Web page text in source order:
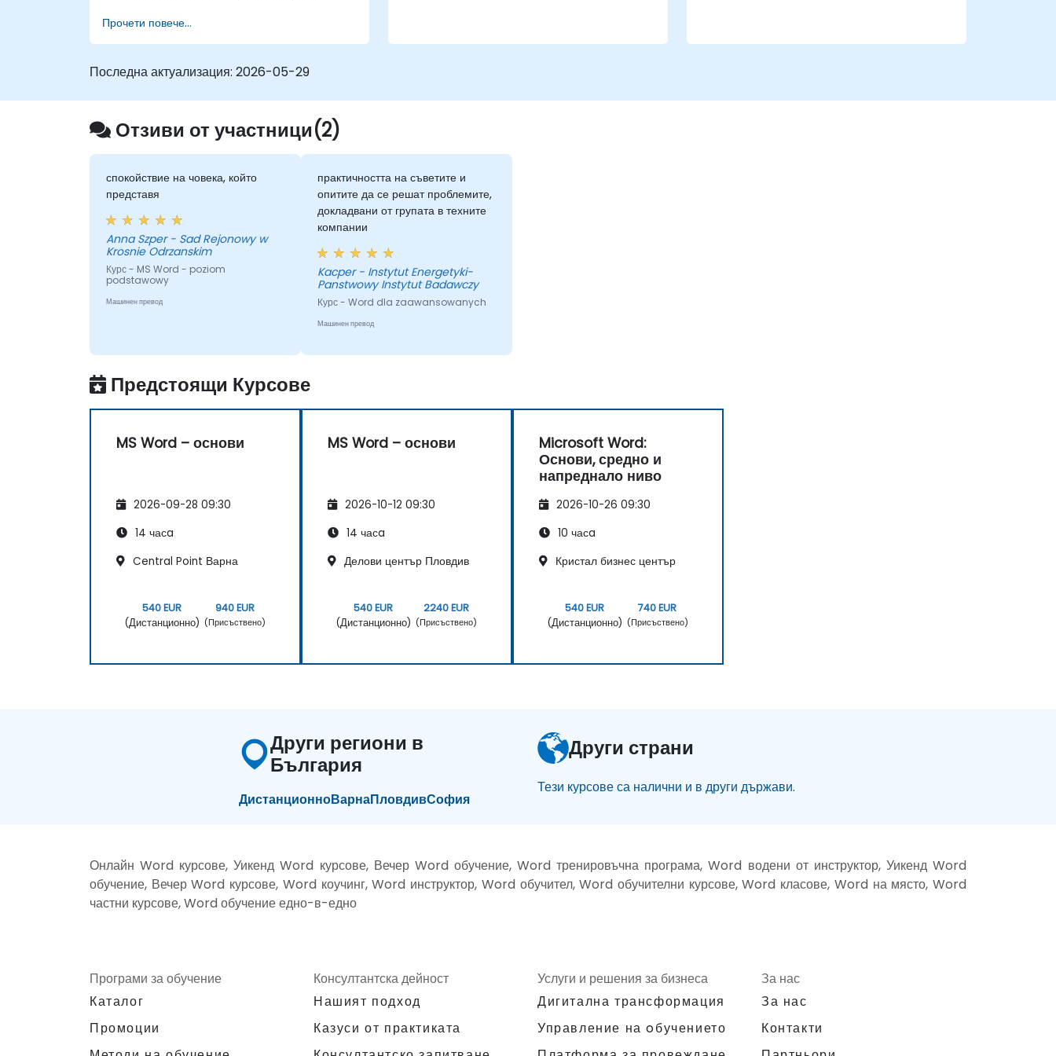
Прочети повече...
Последна актуализация: 2026-05-29
Отзиви от участници(2)
спокойствие на човека, който
представя
Anna Szper - Sad Rejonowy w
Krosnie Odrzanskim
Курс - MS Word - poziom
podstawowy
Машинен превод
практичността на съветите и
опитите да се решат проблемите,
докладвани от групата в техните
компании
Kacper - Instytut Energetyki-
Panstwowy Instytut Badawczy
Курс - Word dla zaawansowanych
Машинен превод
Предстоящи Курсове
MS Word – основи
2026-09-28 09:30
14 часa
Central Point Варна
540 EUR
(Дистанционно)
940 EUR
(Присъствено)
MS Word – основи
2026-10-12 09:30
14 часa
Делови център Пловдив
540 EUR
(Дистанционно)
2240 EUR
(Присъствено)
Microsoft Word:
Основи, средно и
напреднало ниво
2026-10-26 09:30
10 часa
Кристал бизнес център
540 EUR
(Дистанционно)
740 EUR
(Присъствено)
Други региони в
България
ДистанционноВарнаПловдивСофия
Други страни
Тези курсове са налични и в други държави.
Онлайн Word курсове, Уикенд Word курсове, Вечер Word обучение, Word тренировъчна програма, Word водени от инструктор, Уикенд Word
обучение, Вечер Word курсове, Word коучинг, Word инструктор, Word обучител, Word обучителни курсове, Word класове, Word на място, Word
частни курсове, Word обучение едно-в-едно
Програми за обучение
Каталог
Промоции
Консултантска дейност
Нашият подход
Казуси от практиката
Услуги и решения за бизнеса
Дигитална трансформация
Управление на oбучението
За нас
За нас
Контакти